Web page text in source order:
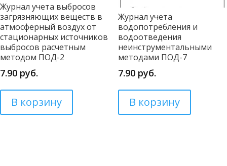
Журнал учета выбросов
загрязняющих веществ в
атмосферный воздух от
стационарных источников
выбросов расчетным
методом ПОД-2
7.90 руб.
В корзину
Журнал учета
водопотребления и
водоотведения
неинструментальными
методами ПОД-7
7.90руб.
В корзину